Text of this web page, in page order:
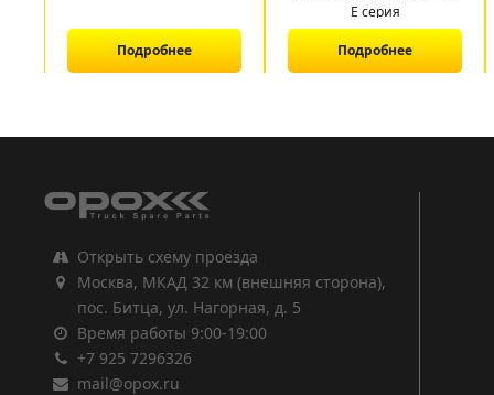
Подробнее
E серия
Подробнее
Открыть схему проезда
Москва, МКАД 32 км (внешняя сторона),
пос. Битца, ул. Нагорная, д. 5
Время работы 9:00-19:00
+7 925 7296326
mail@opox.ru